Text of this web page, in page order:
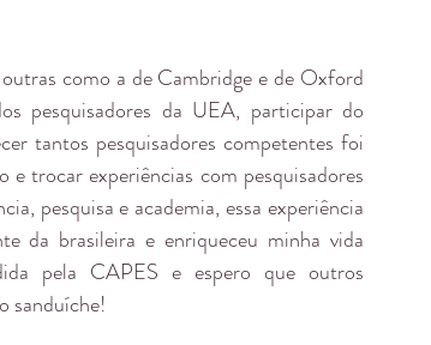
como a de Cambridge e de Oxford
pesquisadores da UEA, participar do
tantos pesquisadores competentes foi
trocar experiências com pesquisadores
pesquisa e academia, essa experiência
da brasileira e enriqueceu minha vida
pela CAPES e espero que outros
sanduíche!